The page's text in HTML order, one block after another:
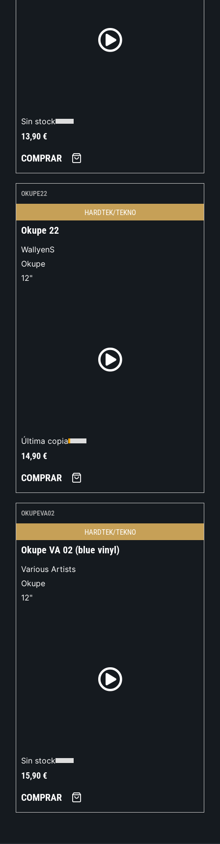
Sin stock
13,90€
COMPRAR
OKUPE22
HARDTEK/TEKNO
Okupe 22
WallyenS
Okupe
12"
Última copia
14,90€
COMPRAR
OKUPEVA02
HARDTEK/TEKNO
Okupe VA 02 (blue vinyl)
Various Artists
Okupe
12"
Sin stock
15,90€
COMPRAR